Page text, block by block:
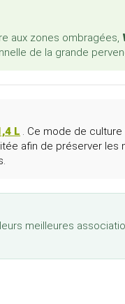
aux zones ombragées,
de la grande
L . Ce mode de
afin de préserver
meilleures